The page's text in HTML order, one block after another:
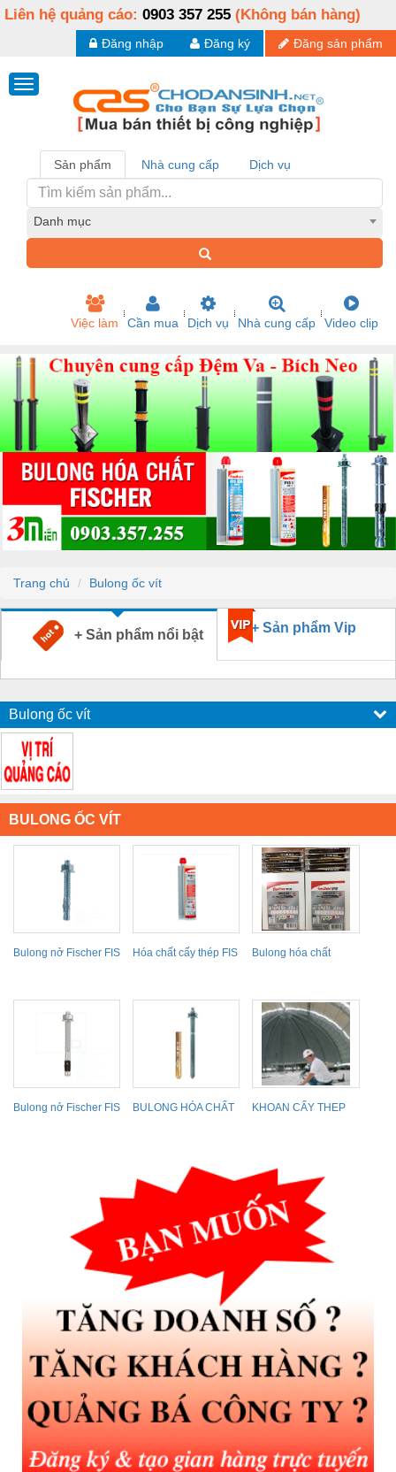
Liên hệ quảng cáo: 0903 357 255 (Không bán hàng)
Đăng sản phẩm
Đăng ký
Đăng nhập
Sản phẩm Nhà cung cấp Dịch vụ
Danh mục
Việc làm Cần mua Dịch vụ Nhà cung cấp Video clip
Trang chủ Bulong ốc vít
+ Sản phẩm nổi bật + Sản phẩm Vip
Bulong ốc vít
BULONG ỐC VÍT
Bulong nở Fischer FIS
Hóa chất cấy thép FIS
Bulong hóa chất
Bulong nở Fischer FIS
BULONG HÓA CHẤT
KHOAN CẤY THEP